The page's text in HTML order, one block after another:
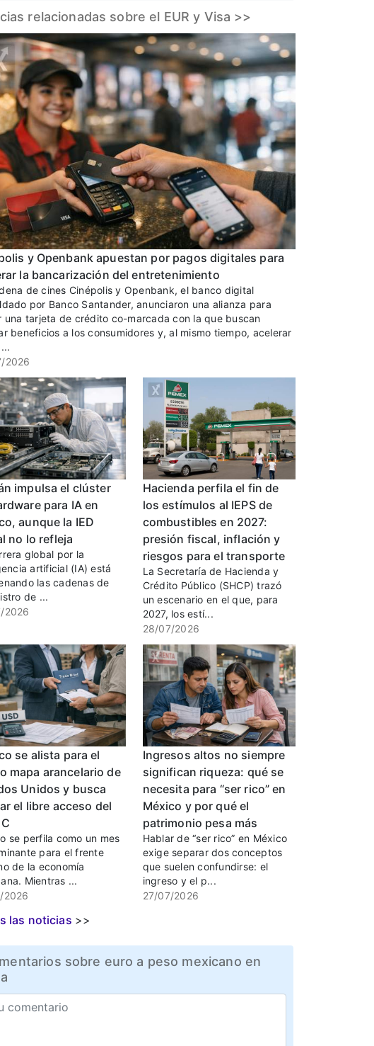
relacionadas sobre el EUR y Visa >>
y Openbank apuestan por pagos digitales para
la bancarización del entretenimiento
de cines Cinépolis y Openbank, el banco digital
por Banco Santander, anunciaron una alianza para
una tarjeta de crédito co-marcada con la que buscan
beneficios a los consumidores y, al mismo tiempo, acelerar
2026
impulsa el clúster
para IA en
aunque la IED
no lo refleja
global por la
artificial (IA) está
las cadenas de
de ...
2026
Hacienda perfila el fin de
los estímulos al IEPS de
combustibles en 2027:
presión fiscal, inflación y
riesgos para el transporte
La Secretaría de Hacienda y
Crédito Público (SHCP) trazó
un escenario en el que, para
2027, los estí...
28/07/2026
se alista para el
mapa arancelario de
Unidos y busca
el libre acceso del
se perfila como un mes
para el frente
de la economía
Mientras ...
2026
Ingresos altos no siempre
significan riqueza: qué se
necesita para “ser rico” en
México y por qué el
patrimonio pesa más
Hablar de “ser rico” en México
exige separar dos conceptos
que suelen confundirse: el
ingreso y el p...
27/07/2026
las noticias >>
sobre euro a peso mexicano en